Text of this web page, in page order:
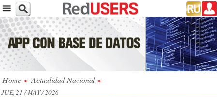
Home > Actualidad Nacional >
JUE, 21 / MAY / 2026